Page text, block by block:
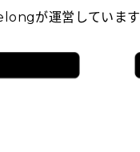
が運営しています